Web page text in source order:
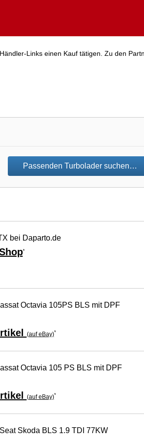
Links einen Kauf tätigen. Zu den
Passenden Turbolader suchen…
bei Daparto.de
*
Octavia 105PS BLS mit DPF
(auf eBay)*
Octavia 105 PS BLS mit DPF
(auf eBay)*
Skoda BLS 1.9 TDI 77KW